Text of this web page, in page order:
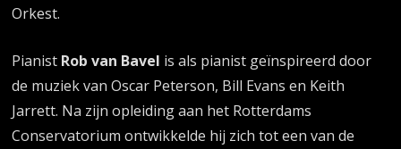
Orkest.
Pianist Rob van Bavel is als pianist geïnspireerd door
de muziek van Oscar Peterson, Bill Evans en Keith
Jarrett. Na zijn opleiding aan het Rotterdams
Conservatorium ontwikkelde hij zich tot een van de